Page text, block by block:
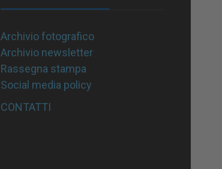
Archivio fotografico
Archivio newsletter
Rassegna stampa
Social media policy
CONTATTI